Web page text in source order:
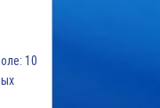
10